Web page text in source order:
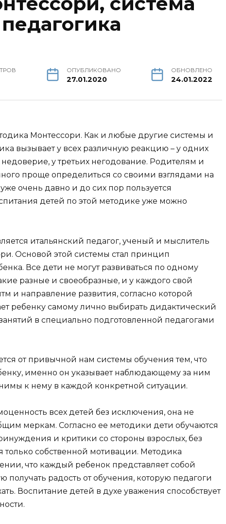
ОПУБЛИКОВАНО
27.01.2020
ОБНОВЛЕНО
24.01.2022
Монтессори. Как и любые другие системы и
вызывает у всех различную реакцию – у одних
у третьих негодование. Родителям и
проще определиться со своими взглядами на
уже очень давно и до сих пор пользуется
детей по этой методике уже можно
итальянский педагог, ученый и мыслитель
Основой этой системы стал принцип
Все дети не могут развиваться по одному
разные и своеобразные, и у каждого свой
и направление развития, согласно которой
ребенку самому лично выбирать дидактический
в специально подготовленной педагогами
от привычной нам системы обучения тем, что
именно он указывает наблюдающему за ним
к нему в каждой конкретной ситуации.
всех детей без исключения, она не
меркам. Согласно ее методики дети обучаются
и критики со стороны взрослых, без
собственной мотивации. Методика
что каждый ребенок представляет собой
получать радость от обучения, которую педагоги
Воспитание детей в духе уважения способствует